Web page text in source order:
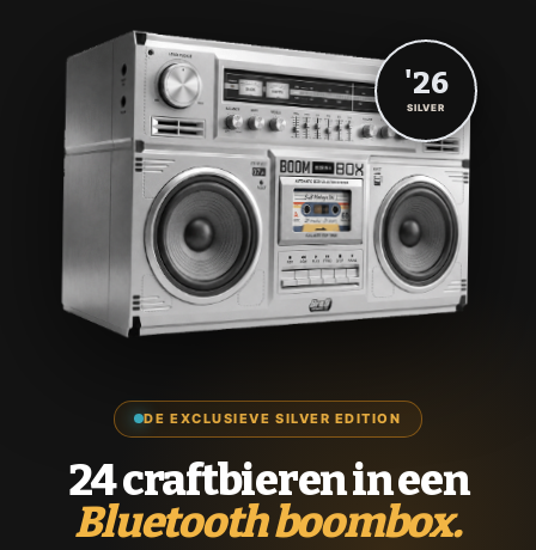
DE EXCLUSIEVE SILVER EDITION
24 craftbieren in een
Bluetooth boombox.
'26
SILVER